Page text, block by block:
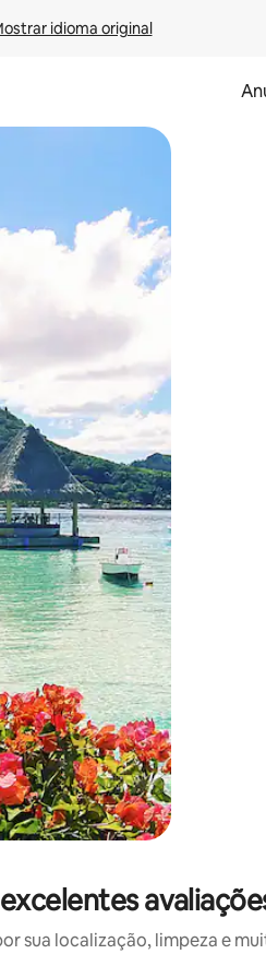
idioma original
tocando e deslizando o dedo na
sua localização, limpeza e